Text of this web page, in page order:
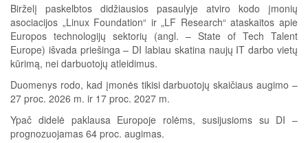
Birželį paskelbtos didžiausios pasaulyje atviro kodo įmonių
asociacijos „Linux Foundation“ ir „LF Research“ ataskaitos apie
Europos technologijų sektorių (angl. – State of Tech Talent
Europe) išvada priešinga – DI labiau skatina naujų IT darbo vietų
kūrimą, nei darbuotojų atleidimus.
Duomenys rodo, kad įmonės tikisi darbuotojų skaičiaus augimo –
27 proc. 2026 m. ir 17 proc. 2027 m.
Ypač didelė paklausa Europoje rolėms, susijusioms su DI –
prognozuojamas 64 proc. augimas.